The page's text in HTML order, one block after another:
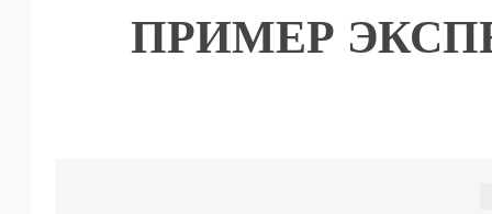
ПРИМЕР